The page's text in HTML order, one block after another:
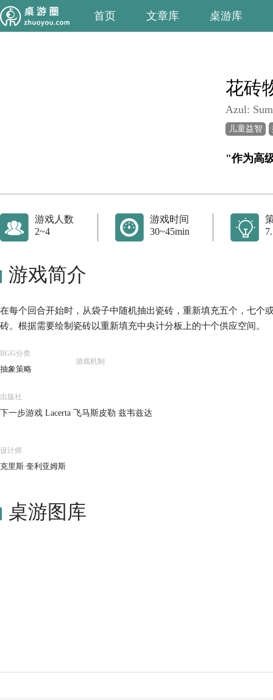
首页 文章库 桌游库
花砖
Azul:
儿童益智
游戏人数
2~4
游戏时间
30~45min
游戏简介
在每个回合开始时，从袋子中随机抽出瓷砖，重新填充五个，七个
砖。根据需要绘制瓷砖以重新填充中央计分板上的十个供应空间。
BGG分类
抽象策略
游戏机制
出版社
下一步游戏 Lacerta 飞马斯皮勒 兹韦兹达
设计师
克里斯·奎利亚姆斯
桌游图库